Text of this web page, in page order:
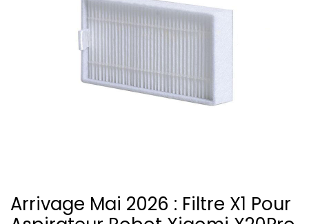
Arrivage Mai 2026 : Filtre X1 Pour